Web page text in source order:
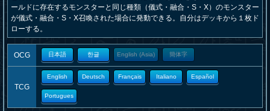
ールドに存在するモンスターと同じ種類（儀式・融合・S・X）のモンスター
が儀式・融合・S・X召喚された場合に発動できる。自分はデッキから１枚ド
ローする。
OCG 日本語 한글 English (Asia) 簡体字
TCG
English Deutsch Français Italiano Español
Portugues